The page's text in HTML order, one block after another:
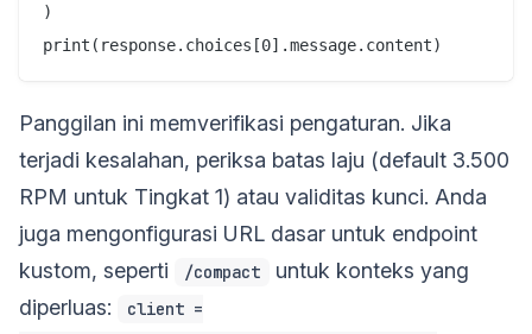
)
Panggilan ini memverifikasi pengaturan. Jika
terjadi kesalahan, periksa batas laju (default 3.500
RPM untuk Tingkat 1) atau validitas kunci. Anda
juga mengonfigurasi URL dasar untuk endpoint
kustom, seperti
/compact
untuk konteks yang
diperluas:
client =